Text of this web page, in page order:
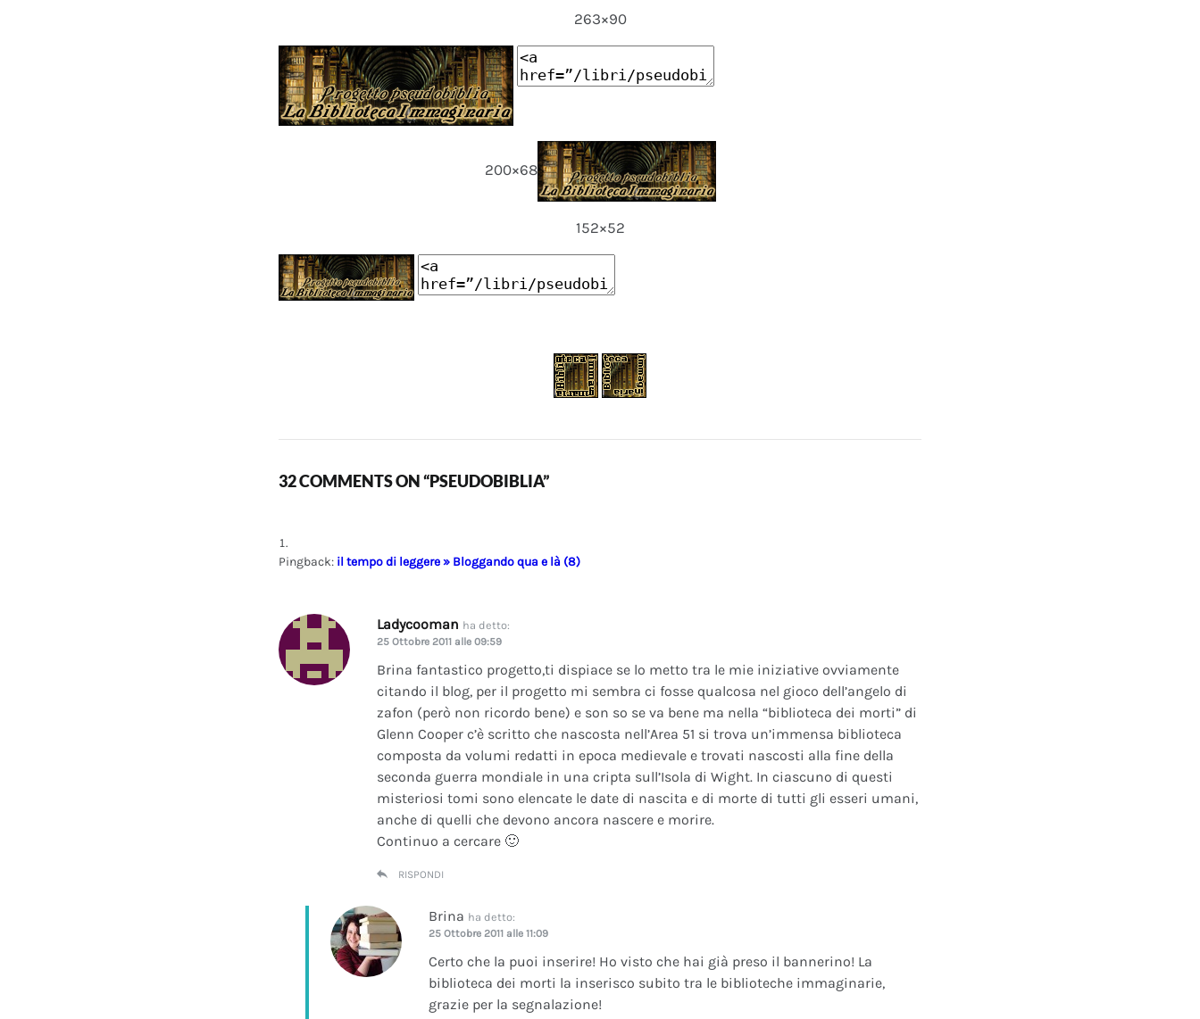
263×90
200×68
152×52
32 COMMENTS ON “PSEUDOBIBLIA”
Pingback: il tempo di leggere » Bloggando qua e là (8)
Ladycooman ha detto:
25 Ottobre 2011 alle 09:59
Brina fantastico progetto,ti dispiace se lo metto tra le mie iniziative ovviamente
citando il blog, per il progetto mi sembra ci fosse qualcosa nel gioco dell’angelo di
zafon (però non ricordo bene) e son so se va bene ma nella “biblioteca dei morti” di
Glenn Cooper c’è scritto che nascosta nell’Area 51 si trova un’immensa biblioteca
composta da volumi redatti in epoca medievale e trovati nascosti alla fine della
seconda guerra mondiale in una cripta sull’Isola di Wight. In ciascuno di questi
misteriosi tomi sono elencate le date di nascita e di morte di tutti gli esseri umani,
anche di quelli che devono ancora nascere e morire.
Continuo a cercare 🙂
RISPONDI
Brina ha detto:
25 Ottobre 2011 alle 11:09
Certo che la puoi inserire! Ho visto che hai già preso il bannerino! La
biblioteca dei morti la inserisco subito tra le biblioteche immaginarie,
grazie per la segnalazione!